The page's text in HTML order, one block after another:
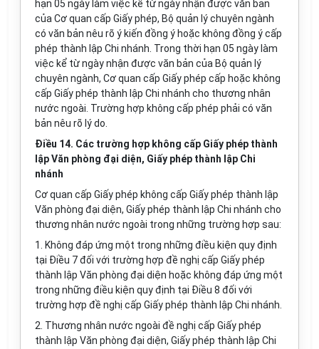
hạn 05 ngày làm việc kể từ ngày nhận được văn bản
của Cơ quan cấp Giấy phép, Bộ quản lý chuyên ngành
có văn bản nêu rõ ý kiến đồng ý hoặc không đồng ý cấp
phép thành lập Chi nhánh. Trong thời hạn 05 ngày làm
việc kể từ ngày nhận được văn bản của Bộ quản lý
chuyên ngành, Cơ quan cấp Giấy phép cấp hoặc không
cấp Giấy phép thành lập Chi nhánh cho thương nhân
nước ngoài. Trường hợp không cấp phép phải có văn
bản nêu rõ lý do.
Điều 14. Các trường hợp không cấp Giấy phép thành
lập Văn phòng đại diện, Giấy phép thành lập Chi
nhánh
Cơ quan cấp Giấy phép không cấp Giấy phép thành lập
Văn phòng đại diện, Giấy phép thành lập Chi nhánh cho
thương nhân nước ngoài trong những trường hợp sau:
1. Không đáp ứng một trong những điều kiện quy định
tại Điều 7 đối với trường hợp đề nghị cấp Giấy phép
thành lập Văn phòng đại diện hoặc không đáp ứng một
trong những điều kiện quy định tại Điều 8 đối với
trường hợp đề nghị cấp Giấy phép thành lập Chi nhánh.
2. Thương nhân nước ngoài đề nghị cấp Giấy phép
thành lập Văn phòng đại diện, Giấy phép thành lập Chi